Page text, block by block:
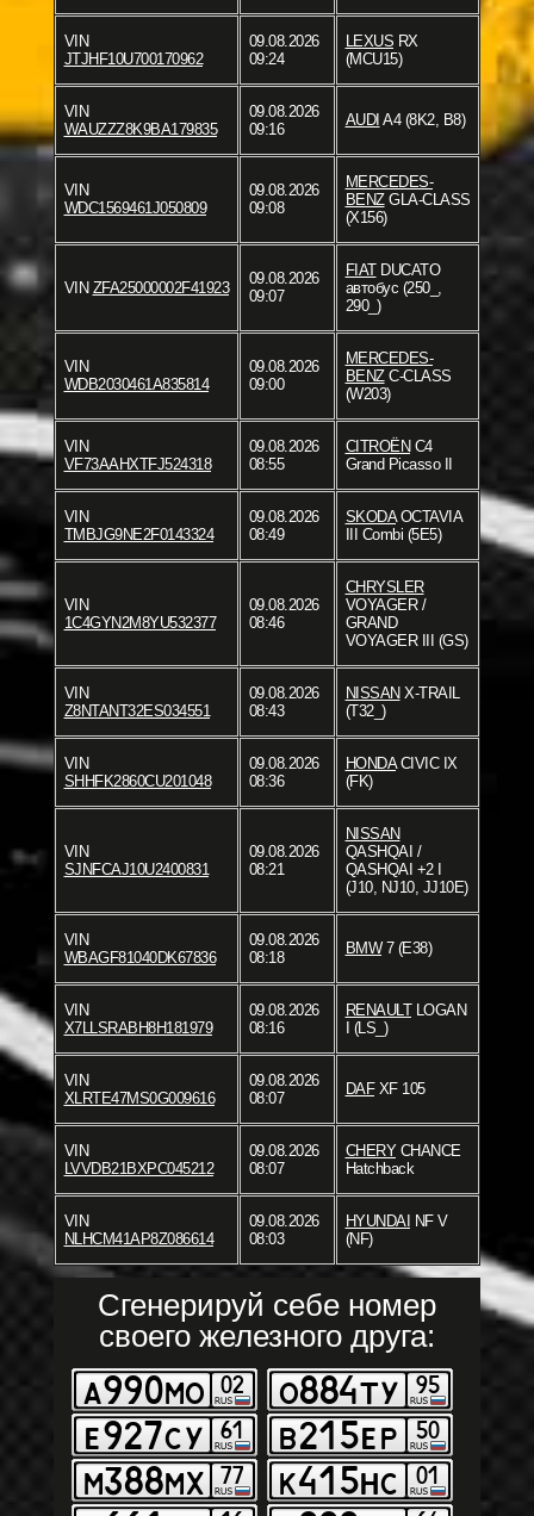
VIN
JTJHF10U700170962
09.08.2026
09:24
LEXUS RX
(MCU15)
VIN
WAUZZZ8K9BA179835
09.08.2026
09:16
AUDI A4 (8K2, B8)
VIN
WDC1569461J050809
09.08.2026
09:08
MERCEDES-
BENZGLA-CLASS
(X156)
VIN ZFA25000002F41923
09.08.2026
09:07
FIATDUCATO
автобус (250_,
290_)
VIN
WDB2030461A835814
09.08.2026
09:00
MERCEDES-
BENZC-CLASS
(W203)
VIN
VF73AAHXTFJ524318
09.08.2026
08:55
CITROËN C4
Grand Picasso II
VIN
TMBJG9NE2F0143324
09.08.2026
08:49
SKODAOCTAVIA
III Combi (5E5)
VIN
1C4GYN2M8YU532377
09.08.2026
08:46
CHRYSLER
VOYAGER /
GRAND
VOYAGER III (GS)
VIN
Z8NTANT32ES034551
09.08.2026
08:43
NISSAN X-TRAIL
(T32_)
VIN
SHHFK2860CU201048
09.08.2026
08:36
HONDACIVIC IX
(FK)
VIN
SJNFCAJ10U2400831
09.08.2026
08:21
NISSAN
QASHQAI /
QASHQAI +2 I
(J10, NJ10, JJ10E)
VIN
WBAGF81040DK67836
09.08.2026
08:18
BMW7 (E38)
VIN
X7LLSRABH8H181979
09.08.2026
08:16
RENAULTLOGAN
I (LS_)
VIN
XLRTE47MS0G009616
09.08.2026
08:07
DAFXF 105
VIN
LVVDB21BXPC045212
09.08.2026
08:07
CHERYCHANCE
Hatchback
VIN
NLHCM41AP8Z086614
09.08.2026
08:03
HYUNDAI NF V
(NF)
Сгенерируй себе номер
своего железного друга: